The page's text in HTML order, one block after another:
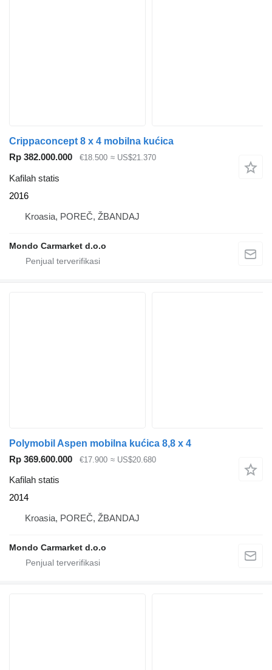
Crippaconcept 8 x 4 mobilna kućica
Rp 382.000.000
€18.500 ≈ US$21.370
Kafilah statis
2016
Kroasia, POREČ, ŽBANDAJ
Mondo Carmarket d.o.o
Polymobil Aspen mobilna kućica 8,8 x 4
Rp 369.600.000
€17.900 ≈ US$20.680
Kafilah statis
2014
Kroasia, POREČ, ŽBANDAJ
Mondo Carmarket d.o.o